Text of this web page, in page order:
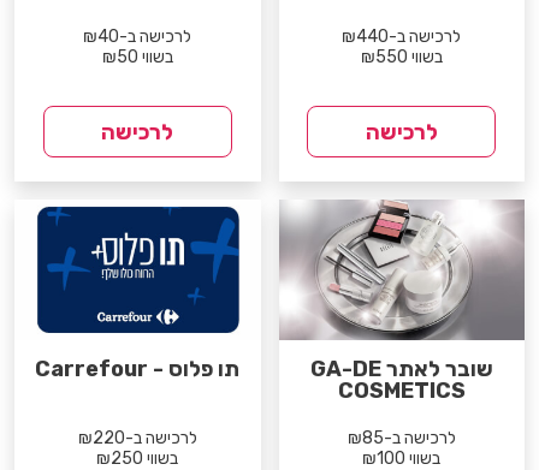
לרכישה ב-₪440
בשווי ₪550
לרכישה
לרכישה ב-₪40
בשווי ₪50
לרכישה
שובר לאתר GA-DE
COSMETICS
לרכישה ב-₪85
בשווי ₪100
תו פלוס - Carrefour
לרכישה ב-₪220
בשווי ₪250